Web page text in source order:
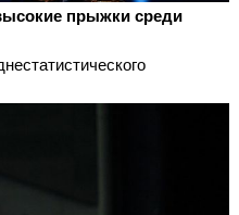
прыжки среди